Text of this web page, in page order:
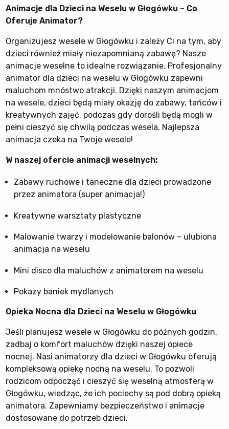
Animacje dla Dzieci na Weselu w Głogówku – Co
Oferuje Animator?
Organizujesz wesele w Głogówku i zależy Ci na tym, aby
dzieci również miały niezapomnianą zabawę? Nasze
animacje weselne to idealne rozwiązanie. Profesjonalny
animator dla dzieci na weselu w Głogówku zapewni
maluchom mnóstwo atrakcji. Dzięki naszym animacjom
na wesele, dzieci będą miały okazję do zabawy, tańców i
kreatywnych zajęć, podczas gdy dorośli będą mogli w
pełni cieszyć się chwilą podczas wesela. Najlepsza
animacja czeka na Twoje wesele!
W naszej ofercie animacji weselnych:
Zabawy ruchowe i taneczne dla dzieci prowadzone
przez animatora (super animacja!)
Kreatywne warsztaty plastyczne
Malowanie twarzy i modelowanie balonów – ulubiona
animacja na weselu
Mini disco dla maluchów z animatorem na weselu
Pokazy baniek mydlanych
Opieka Nocna dla Dzieci na Weselu w Głogówku
Jeśli planujesz wesele w Głogówku do późnych godzin,
zadbaj o komfort maluchów dzięki naszej opiece
nocnej. Nasi animatorzy dla dzieci w Głogówku oferują
kompleksową opiekę nocną na weselu. To pozwoli
rodzicom odpocząć i cieszyć się weselną atmosferą w
Głogówku, wiedząc, że ich pociechy są pod dobrą opieką
animatora. Zapewniamy bezpieczeństwo i animacje
dostosowane do potrzeb dzieci.